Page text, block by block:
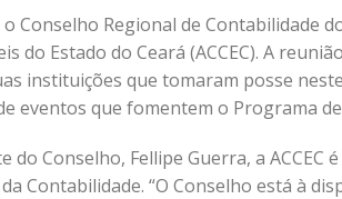
Conselho Regional de Contabilidade
do Estado do Ceará (ACCEC). A
instituições que tomaram posse
eventos que fomentem o Programa
do Conselho, Fellipe Guerra, a
Contabilidade. “O Conselho está à